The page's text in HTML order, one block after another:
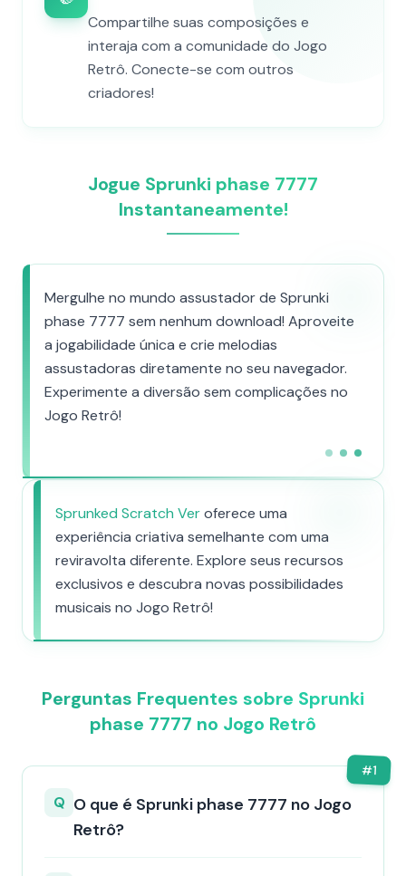
Compartilhe suas composições e
interaja com a comunidade do Jogo
Retrô. Conecte-se com outros
criadores!
Jogue Sprunki phase 7777
Instantaneamente!
Mergulhe no mundo assustador de Sprunki
phase 7777 sem nenhum download! Aproveite
a jogabilidade única e crie melodias
assustadoras diretamente no seu navegador.
Experimente a diversão sem complicações no
Jogo Retrô!
Sprunked Scratch Veroferece uma
experiência criativa semelhante com uma
reviravolta diferente. Explore seus recursos
exclusivos e descubra novas possibilidades
musicais no Jogo Retrô!
Perguntas Frequentes sobre Sprunki
phase 7777 no Jogo Retrô
#1
Q O que é Sprunki phase 7777 no Jogo
Retrô?